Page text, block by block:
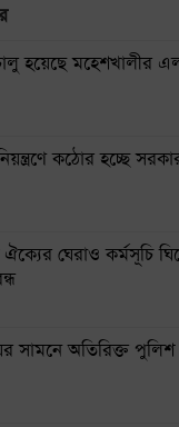
চলাচল বন্ধ
বন্দুক হামলায় নিহত ৭
থেকে অগ্নিকাণ্ডে একই
নিহত ৯
হয়েছে মহেশখালীর
কঠোর হচ্ছে
ঘেরাও কর্মসূচি
সামনে অতিরিক্ত